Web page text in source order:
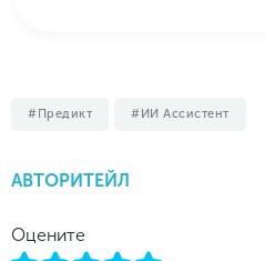
Предикт ИИ Ассистент
АВТОРИТЕЙЛ
Оцените